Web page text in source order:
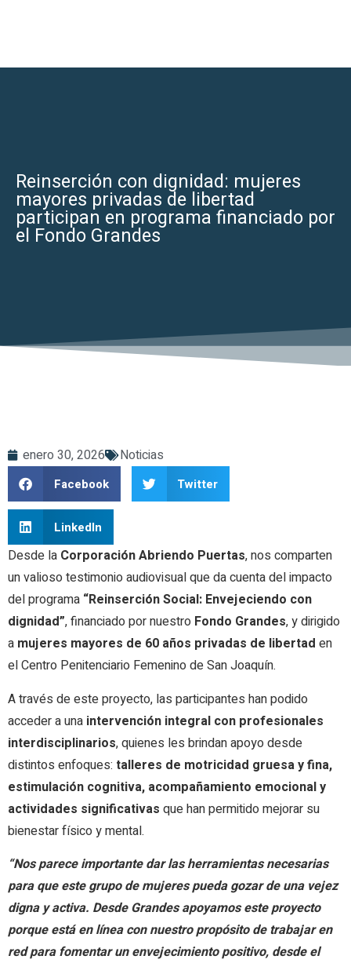
Reinserción con dignidad: mujeres
mayores privadas de libertad
participan en programa financiado por
el Fondo Grandes
enero 30, 2026 Noticias
Facebook Twitter
LinkedIn
Desde la Corporación Abriendo Puertas, nos comparten
un valioso testimonio audiovisual que da cuenta del impacto
del programa “Reinserción Social: Envejeciendo con
dignidad”, financiado por nuestro Fondo Grandes, y dirigido
a mujeres mayores de 60 años privadas de libertad en
el Centro Penitenciario Femenino de San Joaquín.
A través de este proyecto, las participantes han podido
acceder a una intervención integral con profesionales
interdisciplinarios, quienes les brindan apoyo desde
distintos enfoques: talleres de motricidad gruesa y fina,
estimulación cognitiva, acompañamiento emocional y
actividades significativas que han permitido mejorar su
bienestar físico y mental.
“Nos parece importante dar las herramientas necesarias
para que este grupo de mujeres pueda gozar de una vejez
digna y activa. Desde Grandes apoyamos este proyecto
porque está en línea con nuestro propósito de trabajar en
red para fomentar un envejecimiento positivo, desde el